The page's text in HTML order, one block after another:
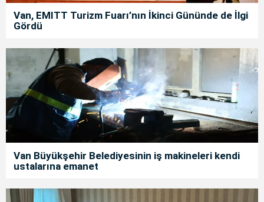
Van, EMITT Turizm Fuarı’nın İkinci Gününde de İlgi
Gördü
Van Büyükşehir Belediyesinin iş makineleri kendi
ustalarına emanet